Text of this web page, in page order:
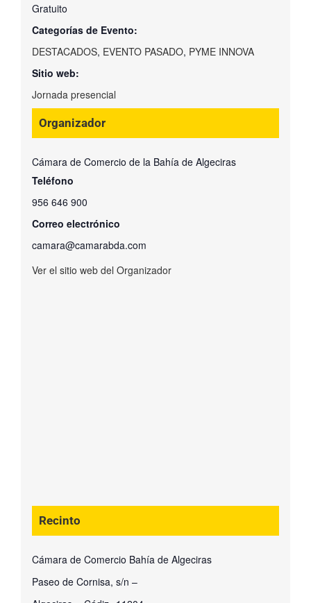
Gratuito
Categorías de Evento:
DESTACADOS, EVENTO PASADO, PYME INNOVA
Sitio web:
Jornada presencial
Organizador
Cámara de Comercio de la Bahía de Algeciras
Teléfono
956 646 900
Correo electrónico
camara@camarabda.com
Ver el sitio web del Organizador
Recinto
Cámara de Comercio Bahía de Algeciras
Paseo de Cornisa, s/n –